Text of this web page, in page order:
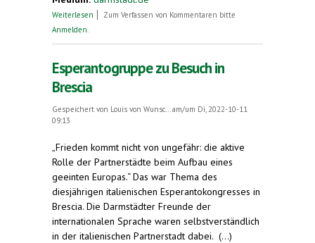
Weiterlesen über Wasserspiele und Russische Kapelle in
Zum Verfassen von Kommentaren bitte
Anmelden
Esperantogruppe zu Besuch in
Brescia
Gespeichert von Louis von Wunsc...
am/um Di, 2022-10-11
09:13
„Frieden kommt nicht von ungefähr: die aktive
Rolle der Partnerstädte beim Aufbau eines
geeinten Europas.“ Das war Thema des
diesjährigen italienischen Esperantokongresses in
Brescia. Die Darmstädter Freunde der
internationalen Sprache waren selbstverständlich
in der italienischen Partnerstadt dabei. (...)